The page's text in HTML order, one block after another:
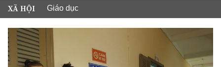
XÃ HỘI Giáo dục